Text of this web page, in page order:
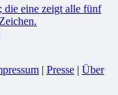
| Presse | Über